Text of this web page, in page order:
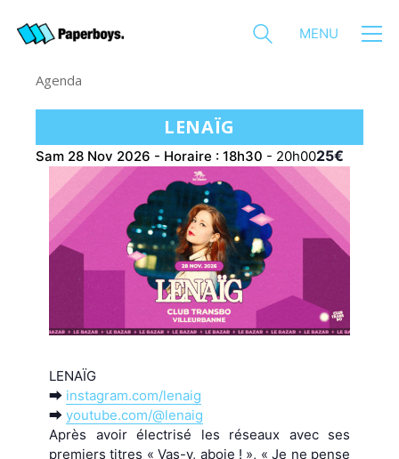
MENU
Agenda
LENAÏG
Sam 28 Nov 2026 - Horaire : 18h30 - 20h0025€
LENAÏG
⮕ instagram.com/lenaig
⮕ youtube.com/@lenaig
Après avoir électrisé les réseaux avec ses
premiers titres « Vas-y, aboie ! », « Je ne pense